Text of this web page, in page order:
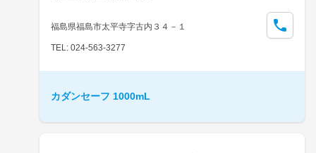
福島県福島市太平寺字古内３４－１
TEL: 024-563-3277
カダンセーフ 1000mL